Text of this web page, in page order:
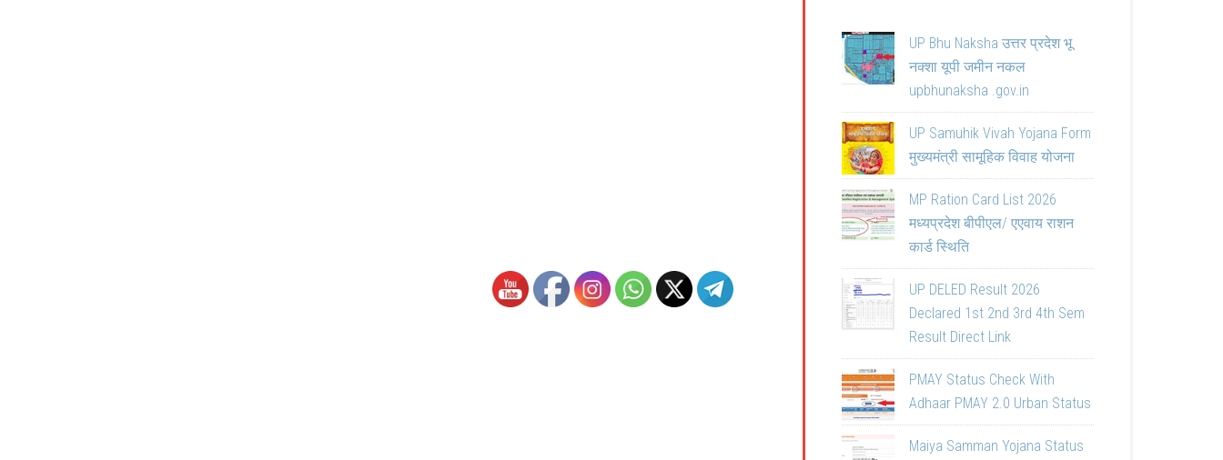
UP Bhu Naksha उत्तर प्रदेश भू
नक्शा यूपी जमीन नकल
upbhunaksha .gov.in
UP Samuhik Vivah Yojana Form
मुख्यमंत्री सामूहिक विवाह योजना
MP Ration Card List 2026
मध्यप्रदेश बीपीएल/ एएवाय राशन
कार्ड स्थिति
UP DELED Result 2026
Declared 1st 2nd 3rd 4th Sem
Result Direct Link
PMAY Status Check With
Adhaar PMAY 2.0 Urban Status
Maiya Samman Yojana Status